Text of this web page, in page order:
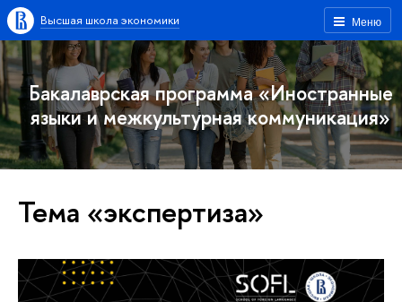
Меню
Высшая школа экономики
Бакалаврская программа «Иностранные
языки и межкультурная коммуникация»
Тема «экспертиза»